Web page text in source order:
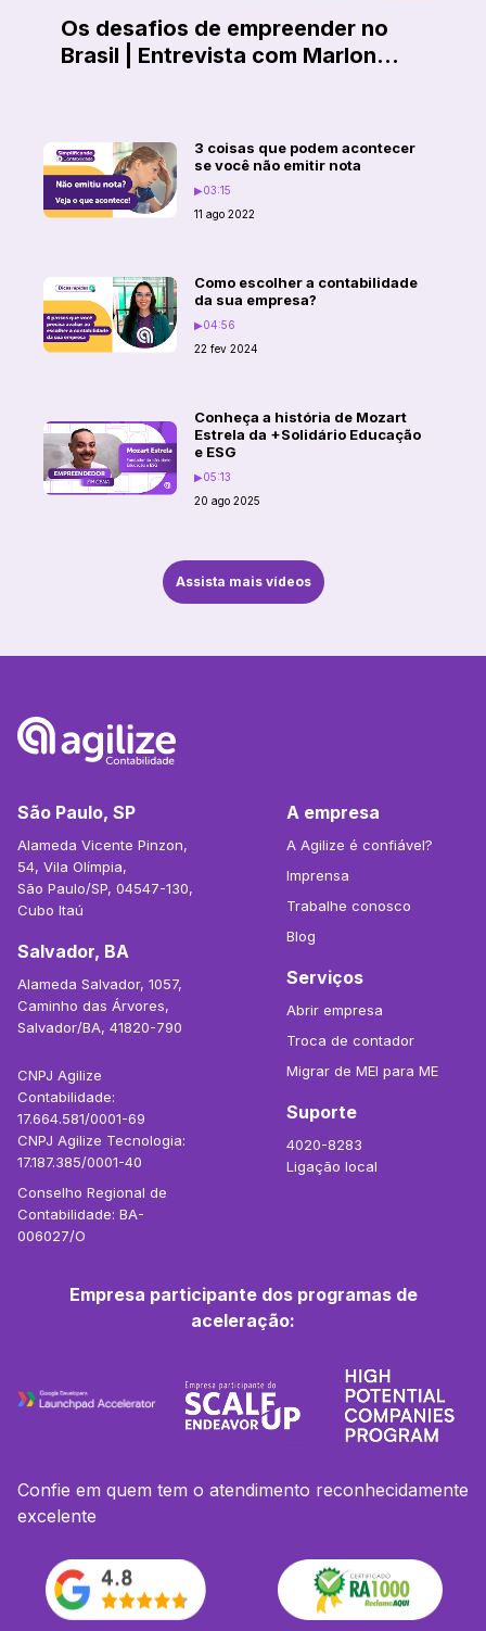
Os desafios de empreender no
Brasil | Entrevista com Marlon
3 coisas que podem acontecer
se você não emitir nota
▶03:15
11 ago 2022
Como escolher a contabilidade
da sua empresa?
▶04:56
22 fev 2024
Conheça a história de Mozart
Estrela da +Solidário Educação
e ESG
▶05:13
20 ago 2025
Assista mais vídeos
São Paulo, SP
Alameda Vicente Pinzon,
54, Vila Olímpia,
São Paulo/SP, 04547-130,
Cubo Itaú
Salvador, BA
Alameda Salvador, 1057,
Caminho das Árvores,
Salvador/BA, 41820-790
CNPJ Agilize
Contabilidade:
17.664.581/0001-69
CNPJ Agilize Tecnologia:
17.187.385/0001-40
Conselho Regional de
Contabilidade: BA-
006027/O
A empresa
A Agilize é confiável?
Imprensa
Trabalhe conosco
Blog
Serviços
Abrir empresa
Troca de contador
Migrar de MEI para ME
Suporte
4020-8283
Ligação local
Empresa participante dos programas de
aceleração:
Confie em quem tem o atendimento reconhecidamente
excelente